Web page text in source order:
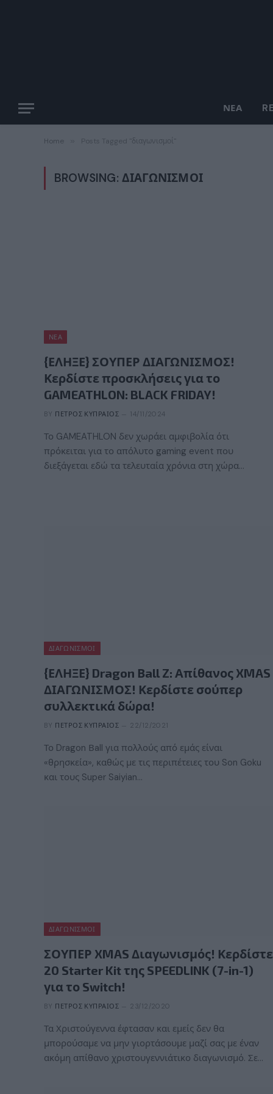
ΝΈΑ
Home Posts Tagged "διαγωνισμοί"
BROWSING: ΔΙΑΓΩΝΙΣΜΟΊ
ΝΈΑ
{ΕΛΗΞΕ} ΣΟΥΠΕΡ ΔΙΑΓΩΝΙΣΜΟΣ!
Κερδίστε προσκλήσεις για το
GAMEATHLON: BLACK FRIDAY!
BY ΠΈΤΡΟΣ ΚΥΠΡΑΊΟΣ 14/11/2024
Το GAMEATHLON δεν χωράει αμφιβολία ότι
πρόκειται για το απόλυτο gaming event που
διεξάγεται εδώ τα τελευταία χρόνια στη χώρα…
ΔΙΑΓΩΝΙΣΜΟΊ
{ΕΛΗΞΕ} Dragon Βall Z: Απίθανος XMAS
ΔΙΑΓΩΝΙΣΜΟΣ! Κερδίστε σούπερ
συλλεκτικά δώρα!
BY ΠΈΤΡΟΣ ΚΥΠΡΑΊΟΣ 22/12/2021
Το Dragon Βall για πολλούς από εμάς είναι
«θρησκεία», καθώς με τις περιπέτειες του Son Goku
και τους Super Saiyian…
ΔΙΑΓΩΝΙΣΜΟΊ
ΣΟΥΠΕΡ XMAS Διαγωνισμός! Κερδίστε
20 Starter Kit της SPEEDLINK (7-in-1)
για το Switch!
BY ΠΈΤΡΟΣ ΚΥΠΡΑΊΟΣ 23/12/2020
Τα Χριστούγεννα έφτασαν και εμείς δεν θα
μπορούσαμε να μην γιορτάσουμε μαζί σας με έναν
ακόμη απίθανο χριστουγεννιάτικο διαγωνισμό. Σε…